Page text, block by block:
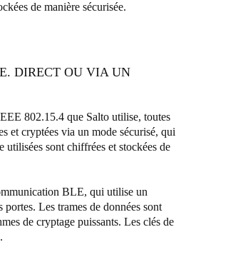
de manière sécurisée.
DIRECT OU VIA UN
802.15.4 que Salto utilise, toutes
et cryptées via un mode sécurisé, qui
utilisées sont chiffrées et stockées de
BLE, qui utilise un
Les trames de données sont
de cryptage puissants. Les clés de